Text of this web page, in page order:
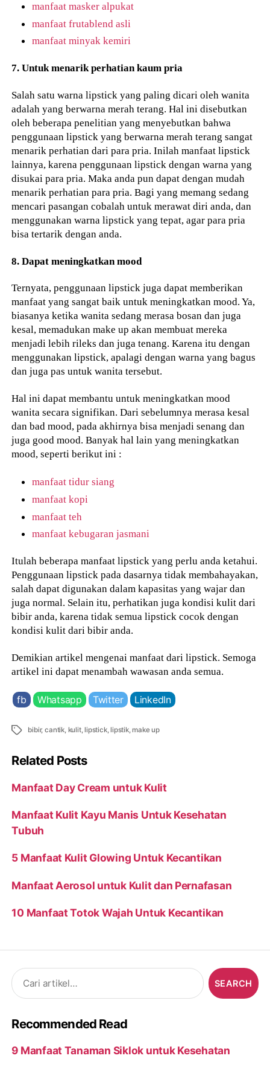
manfaat masker alpukat
manfaat frutablend asli
manfaat minyak kemiri
7. Untuk menarik perhatian kaum pria
Salah satu warna lipstick yang paling dicari oleh wanita
adalah yang berwarna merah terang. Hal ini disebutkan
oleh beberapa penelitian yang menyebutkan bahwa
penggunaan lipstick yang berwarna merah terang sangat
menarik perhatian dari para pria. Inilah manfaat lipstick
lainnya, karena penggunaan lipstick dengan warna yang
disukai para pria. Maka anda pun dapat dengan mudah
menarik perhatian para pria. Bagi yang memang sedang
mencari pasangan cobalah untuk merawat diri anda, dan
menggunakan warna lipstick yang tepat, agar para pria
bisa tertarik dengan anda.
8. Dapat meningkatkan mood
Ternyata, penggunaan lipstick juga dapat memberikan
manfaat yang sangat baik untuk meningkatkan mood. Ya,
biasanya ketika wanita sedang merasa bosan dan juga
kesal, memadukan make up akan membuat mereka
menjadi lebih rileks dan juga tenang. Karena itu dengan
menggunakan lipstick, apalagi dengan warna yang bagus
dan juga pas untuk wanita tersebut.
Hal ini dapat membantu untuk meningkatkan mood
wanita secara signifikan. Dari sebelumnya merasa kesal
dan bad mood, pada akhirnya bisa menjadi senang dan
juga good mood. Banyak hal lain yang meningkatkan
mood, seperti berikut ini :
manfaat tidur siang
manfaat kopi
manfaat teh
manfaat kebugaran jasmani
Itulah beberapa manfaat lipstick yang perlu anda ketahui.
Penggunaan lipstick pada dasarnya tidak membahayakan,
salah dapat digunakan dalam kapasitas yang wajar dan
juga normal. Selain itu, perhatikan juga kondisi kulit dari
bibir anda, karena tidak semua lipstick cocok dengan
kondisi kulit dari bibir anda.
Demikian artikel mengenai manfaat dari lipstick. Semoga
artikel ini dapat menambah wawasan anda semua.
fb Whatsapp Twitter LinkedIn
Tags bibir,cantik, kulit, lipstick, lipstik,make up
Related Posts
Manfaat Day Cream untuk Kulit
Manfaat Kulit Kayu Manis Untuk Kesehatan
Tubuh
5 Manfaat Kulit Glowing Untuk Kecantikan
Manfaat Aerosol untuk Kulit dan Pernafasan
10 Manfaat Totok Wajah Untuk Kecantikan
Search
for:
Recommended Read
9 Manfaat Tanaman Siklok untuk Kesehatan